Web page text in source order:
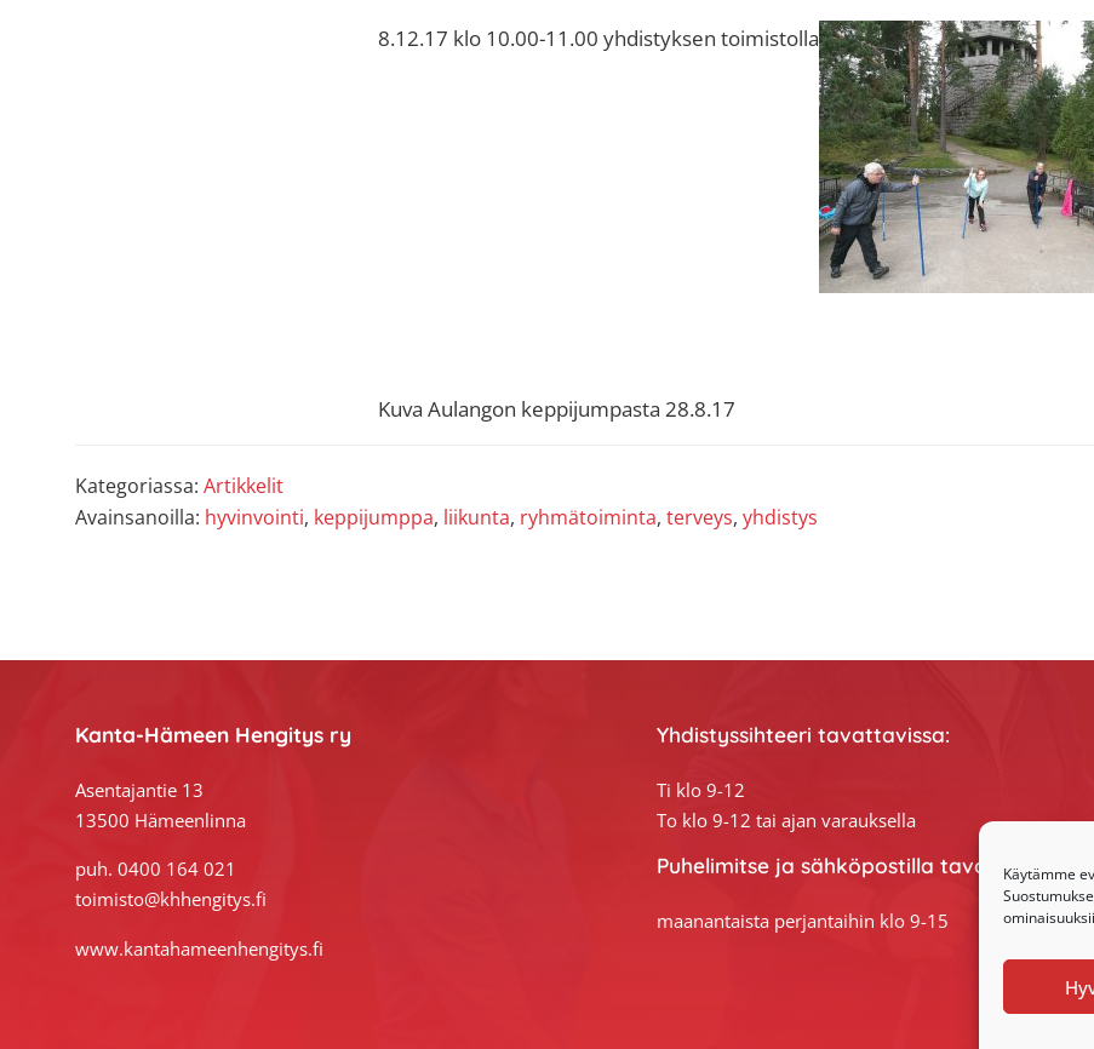
Käytämme
8.12.17 klo 10.00-11.00 yhdistyksen toimistolla
Kuva Aulangon keppijumpasta 28.8.17
Kategoriassa: Artikkelit
Avainsanoilla: hyvinvointi, keppijumppa, liikunta, ryhmätoiminta, terveys, yhdistys
Kanta-Hämeen Hengitys ry
Asentajantie 13
13500 Hämeenlinna
puh. 0400 164 021
toimisto@khhengitys.fi
www.kantahameenhengitys.fi
Yhdistyssihteeri tavattavissa:
Ti klo 9-12
To klo 9-12 tai ajan varauksella
Puhelimitse ja sähköpostilla tavoitat
maanantaista perjantaihin klo 9-15